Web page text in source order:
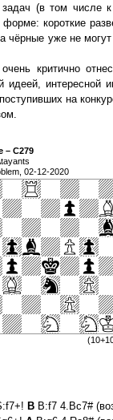
(в том числе
короткие
уже не
критично
идеей, интересной
на
– C279
02-12-2020
B B:f7 4.Bc7#